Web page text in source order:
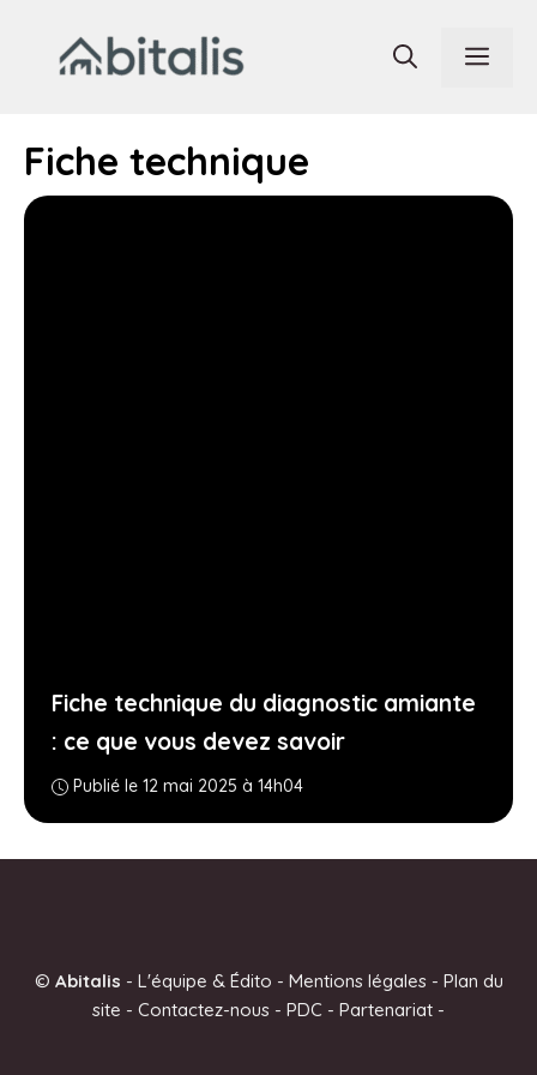
contenu
Fiche technique
Fiche technique du diagnostic amiante
: ce que vous devez savoir
Publié le 12 mai 2025 à 14h04
© Abitalis - L'équipe & Édito - Mentions légales- Plan du
site - Contactez-nous - PDC - Partenariat -